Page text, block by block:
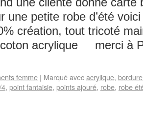
une petite robe d’été
création, tout tricoté
acrylique merci à
femme | Marqué avecacrylique,
, point fantaisie, points ajouré, robe, robe